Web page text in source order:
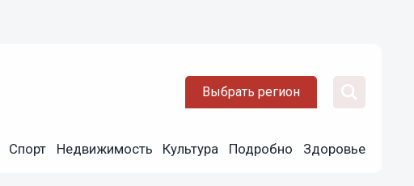
Выбрать регион
Спорт Недвижимость Культура Подробно Здоровье